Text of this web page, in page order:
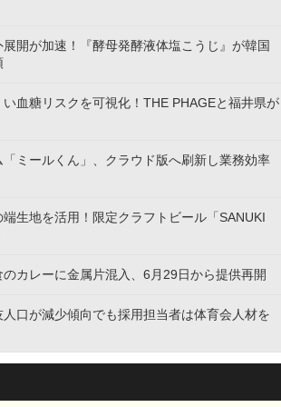
開が加速！『酵母発酵液体塩こうじ』が韓国
血糖リスクを可視化！THE PHAGEと福井県が
ミールくん」、クラウド版へ刷新し業務効率
生地を活用！限定クラフトビール「SANUKI
のカレーに金属片混入、6月29日から提供再開
口が減少傾向でも採用担当者は体育会人材を